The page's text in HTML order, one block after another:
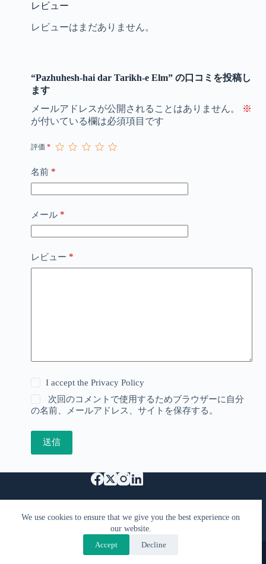
We use cookies to ensure that we give you the best experience on
our website.
Accept
Decline
レビュー
レビューはまだありません。
“Pazhuhesh-hai dar Tarikh-e Elm” の口コミを投稿し
ます
メールアドレスが公開されることはありません。
※
が付いている欄は必須項目です
評価 *
名前*
メール*
レビュー *
I accept thePrivacy Policy
次回のコメントで使用するためブラウザーに自分
の名前、メールアドレス、サイトを保存する。
送信
プライバシーポリシーと利用規約
FAQ
お問い合わせ
Copyright © 2026 - KimiyaCast